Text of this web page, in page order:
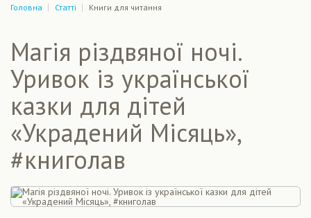
Головна Статті Книги для читання
Магія різдвяної ночі.
Уривок із української
казки для дітей
«Украдений Місяць»,
#книголав